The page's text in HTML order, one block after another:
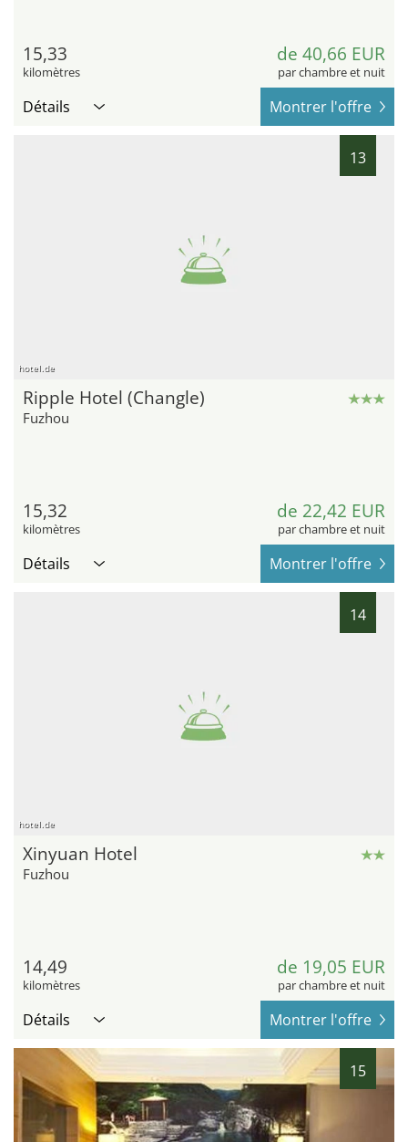
15,33
kilomètres
de 40,66 EUR
par chambre et nuit
Détails Montrer l'offre
13
hotel.de
Ripple Hotel (Changle)
Fuzhou
15,32
kilomètres
de 22,42 EUR
par chambre et nuit
Détails Montrer l'offre
14
hotel.de
Xinyuan Hotel
Fuzhou
14,49
kilomètres
de 19,05 EUR
par chambre et nuit
Détails Montrer l'offre
15